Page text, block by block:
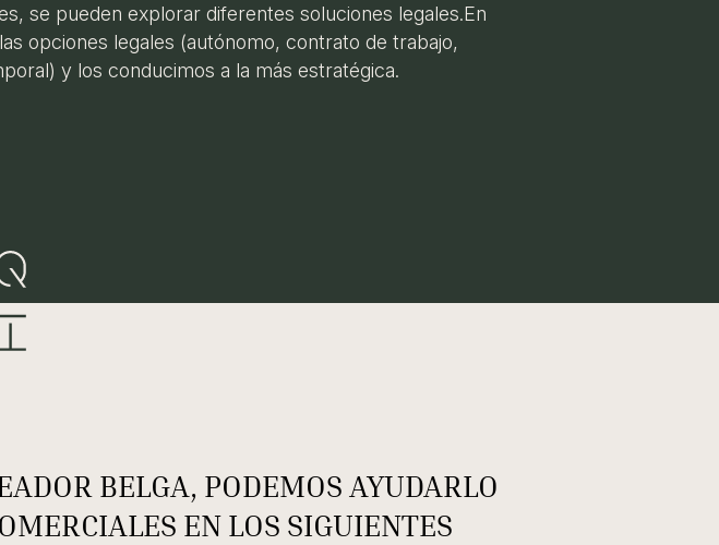
se pueden explorar diferentes soluciones legales.En
opciones legales (autónomo, contrato de trabajo,
y los conducimos a la más estratégica.
BELGA, PODEMOS AYUDARLO
EN LOS SIGUIENTES